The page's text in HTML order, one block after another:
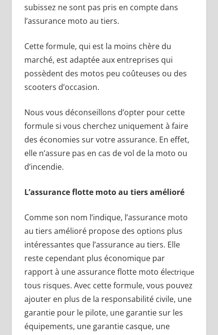
subissez ne sont pas pris en compte dans
l’assurance moto au tiers.
Cette formule, qui est la moins chère du
marché, est adaptée aux entreprises qui
possèdent des motos peu coûteuses ou des
scooters d’occasion.
Nous vous déconseillons d’opter pour cette
formule si vous cherchez uniquement à faire
des économies sur votre assurance. En effet,
elle n’assure pas en cas de vol de la moto ou
d’incendie.
L’assurance flotte moto au tiers amélioré
Comme son nom l’indique, l’assurance moto
au tiers amélioré propose des options plus
intéressantes que l’assurance au tiers. Elle
reste cependant plus économique par
rapport à une assurance flotte moto électrique
tous risques. Avec cette formule, vous pouvez
ajouter en plus de la responsabilité civile, une
garantie pour le pilote, une garantie sur les
équipements, une garantie casque, une